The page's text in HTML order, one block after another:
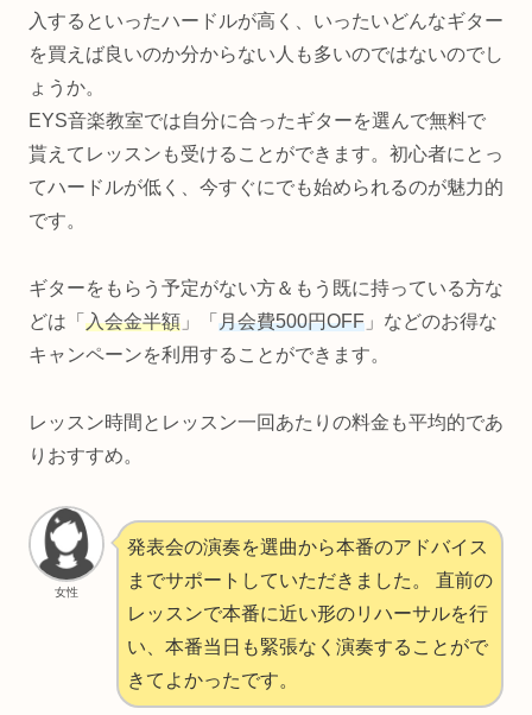
入するといったハードルが高く、いったいどんなギター
を買えば良いのか分からない人も多いのではないのでし
ょうか。
EYS音楽教室では自分に合ったギターを選んで無料で
貰えてレッスンも受けることができます。初心者にとっ
てハードルが低く、今すぐにでも始められるのが魅力的
です。
ギターをもらう予定がない方＆もう既に持っている方な
どは「 入会金半額 」「 月会費500円OFF 」などのお得な
キャンペーンを利用することができます。
レッスン時間とレッスン一回あたりの料金も平均的であ
りおすすめ。
女性
発表会の演奏を選曲から本番のアドバイス
までサポートしていただきました。 直前の
レッスンで本番に近い形のリハーサルを行
い、本番当日も緊張なく演奏することがで
きてよかったです。